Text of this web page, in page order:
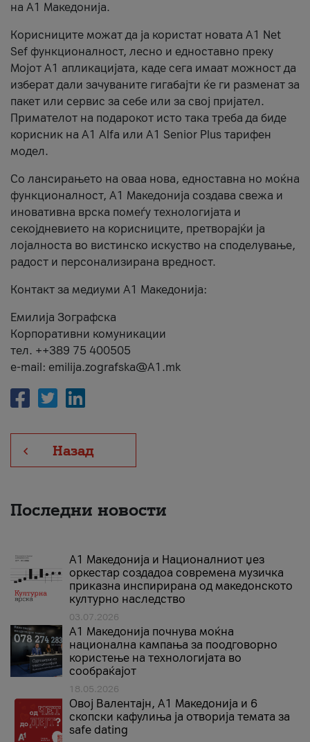
на А1 Македонија.
Корисниците можат да ја користат новата А1 Net
Sef функционалност, лесно и едноставно преку
Мојот А1 апликацијата, каде сега имаат можност да
изберат дали зачуваните гигабајти ќе ги разменат за
пакет или сервис за себе или за свој пријател.
Примателот на подарокот исто така треба да биде
корисник на А1 Alfa или A1 Senior Plus тарифен
модел.
Со лансирањето на оваа нова, едноставна но моќна
функционалност, А1 Македонија создава свежа и
иновативна врска помеѓу технологијата и
секојдневието на корисниците, претворајќи ја
лојалноста во вистинско искуство на споделување,
радост и персонализирана вредност.
Контакт за медиуми А1 Македонија:
Емилија Зографска
Корпоративни комуникации
тел. ++389 75 400505
e-mail: emilija.zografska@A1.mk
Назад
Последни новости
А1 Македонија и Националниот џез
оркестар создадоа современа музичка
приказна инспирирана од македонското
културно наследство
03.07.2026
A1 Македонија почнува моќна
национална кампања за поодговорно
користење на технологијата во
сообраќајот
18.05.2026
Овој Валентајн, A1 Македонија и 6
скопски кафулиња ја отворија темата за
safe dating